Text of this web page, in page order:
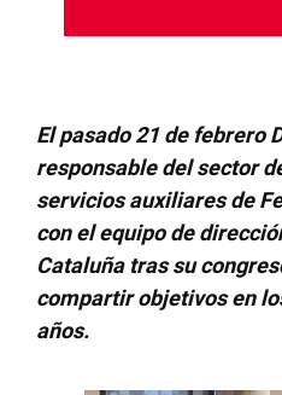
El pasado 21 de febrero
responsable del sector
servicios auxiliares de
con el equipo de
Cataluña tras su
compartir objetivos en
años.